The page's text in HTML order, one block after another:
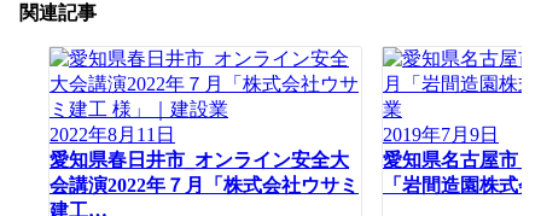
シ
関連記事
2022年8月11日
愛知県春日井市_オンライン安全大
会講演2022年７月「株式会社ウサミ
建工…
2019年7月9日
愛知県名古屋市_
「岩間造園株式